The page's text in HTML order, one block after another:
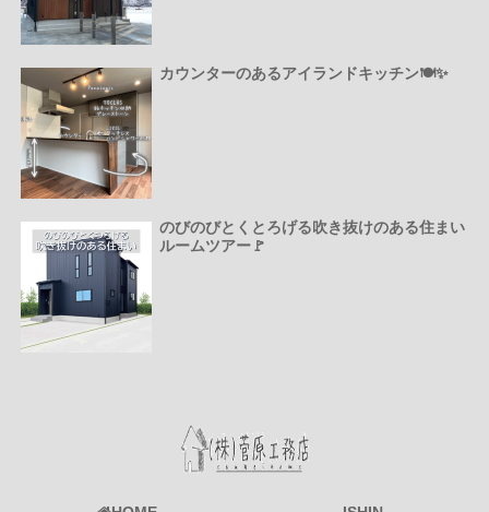
カウンターのあるアイランドキッチン🍽️✨
のびのびとくとろげる吹き抜けのある住まい
ルームツアー🚩